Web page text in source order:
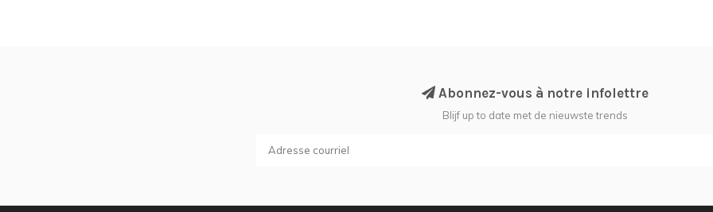
Abonnez-vous à notre infolettre
Blijf up to date met de nieuwste trends